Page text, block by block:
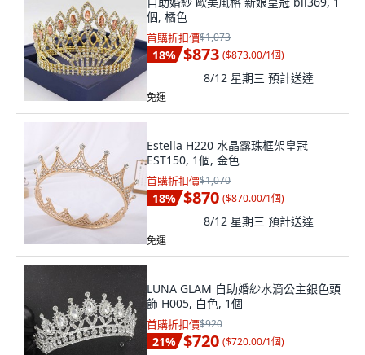
個, 橘色
首購折扣價$1,073
18% $873 ($873.00/1個)
8/12 星期三 預計送達
免運
Estella H220 水晶露珠框架皇冠
EST150, 1個, 金色
首購折扣價$1,070
18% $870 ($870.00/1個)
8/12 星期三 預計送達
免運
LUNA GLAM 自助婚紗水滴公主銀色頭
飾 H005, 白色, 1個
首購折扣價$920
21% $720 ($720.00/1個)